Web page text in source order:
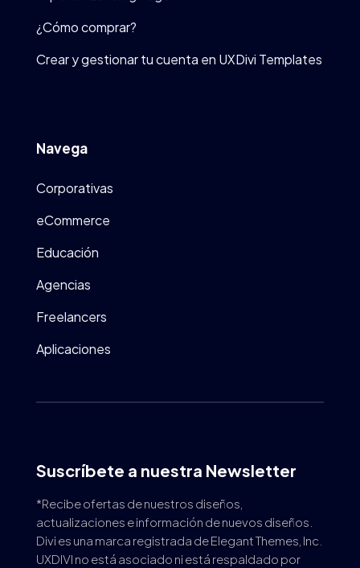
¿Cómo comprar?
Crear y gestionar tu cuenta en UXDivi Templates
Navega
Corporativas
eCommerce
Educación
Agencias
Freelancers
Aplicaciones
Suscríbete a nuestra Newsletter
*Recibe ofertas de nuestros diseños,
actualizaciones e información de nuevos diseños.
Divi es una marca registrada de Elegant Themes, Inc.
UXDIVI no está asociado ni está respaldado por